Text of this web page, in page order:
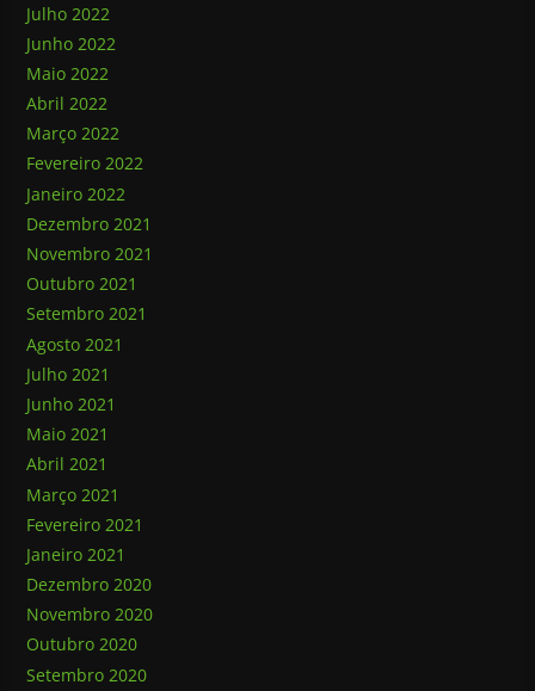
Julho 2022
Junho 2022
Maio 2022
Abril 2022
Março 2022
Fevereiro 2022
Janeiro 2022
Dezembro 2021
Novembro 2021
Outubro 2021
Setembro 2021
Agosto 2021
Julho 2021
Junho 2021
Maio 2021
Abril 2021
Março 2021
Fevereiro 2021
Janeiro 2021
Dezembro 2020
Novembro 2020
Outubro 2020
Setembro 2020